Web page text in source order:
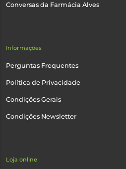
Conversas da Farmácia Alves
Informações
Perguntas Frequentes
Política de Privacidade
Condições Gerais
Condições Newsletter
Loja online